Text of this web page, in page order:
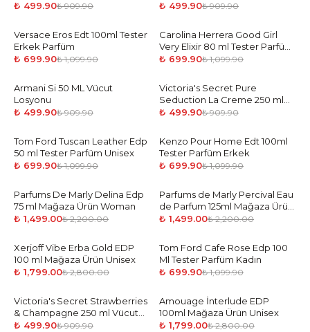
₺ 499.90₺ 909.90
₺ 499.90₺ 909.90
-36%
Versace Eros Edt 100ml Tester
Erkek Parfüm
₺ 699.90₺ 1,099.90
-36%
Carolina Herrera Good Girl
Very Elixir 80 ml Tester Parfüm
Kadın
₺ 699.90₺ 1,099.90
-45%
Armani Si 50 ML Vücut
Losyonu
₺ 499.90₺ 909.90
-45%
Victoria's Secret Pure
Seduction La Creme 250 ml
Vücut Spreyi
₺ 499.90₺ 909.90
-36%
Tom Ford Tuscan Leather Edp
50 ml Tester Parfüm Unisex
₺ 699.90₺ 1,099.90
-36%
Kenzo Pour Home Edt 100ml
Tester Parfüm Erkek
₺ 699.90₺ 1,099.90
-32%
Parfums De Marly Delina Edp
75 ml Mağaza Ürün Woman
₺ 1,499.00₺ 2,200.00
-32%
Parfums de Marly Percival Eau
de Parfum 125ml Mağaza Ürün
Man
₺ 1,499.00₺ 2,200.00
-36%
Xerjoff Vibe Erba Gold EDP
100 ml Mağaza Ürün Unisex
₺ 1,799.00₺ 2,800.00
-36%
Tom Ford Cafe Rose Edp 100
Ml Tester Parfüm Kadın
₺ 699.90₺ 1,099.90
-45%
Victoria's Secret Strawberries
& Champagne 250 ml Vücut
Spreyi
₺ 499.90₺ 909.90
-36%
Amouage İnterlude EDP
100ml Mağaza Ürün Unisex
₺ 1,799.00₺ 2,800.00